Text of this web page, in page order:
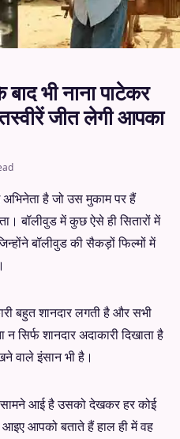
भी नाना पाटेकर
जीत लेगी आपका
है जो उस मुकाम पर हैं
बॉलीवुड में कुछ ऐसे ही सितारों में
बॉलीवुड की सैकड़ों फिल्मों में
बहुत शानदार लगती है और सभी
सिर्फ शानदार अदाकारी दिखाता है
वाले इंसान भी है।
सामने आई है उसको देखकर हर कोई
आपको बताते हैं हाल ही में वह